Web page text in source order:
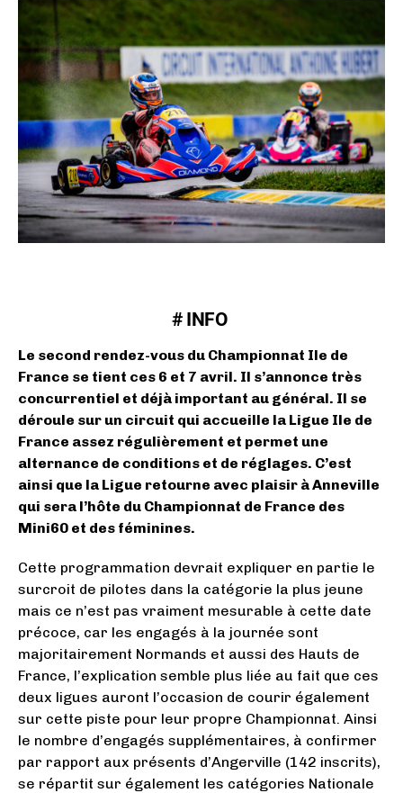
# INFO
Le second rendez-vous du Championnat Ile de
France se tient ces 6 et 7 avril. Il s’annonce très
concurrentiel et déjà important au général. Il se
déroule sur un circuit qui accueille la Ligue Ile de
France assez régulièrement et permet une
alternance de conditions et de réglages. C’est
ainsi que la Ligue retourne avec plaisir à Anneville
qui sera l’hôte du Championnat de France des
Mini60 et des féminines.
Cette programmation devrait expliquer en partie le
surcroit de pilotes dans la catégorie la plus jeune
mais ce n’est pas vraiment mesurable à cette date
précoce, car les engagés à la journée sont
majoritairement Normands et aussi des Hauts de
France, l’explication semble plus liée au fait que ces
deux ligues auront l’occasion de courir également
sur cette piste pour leur propre Championnat. Ainsi
le nombre d’engagés supplémentaires, à confirmer
par rapport aux présents d’Angerville (142 inscrits),
se répartit sur également les catégories Nationale